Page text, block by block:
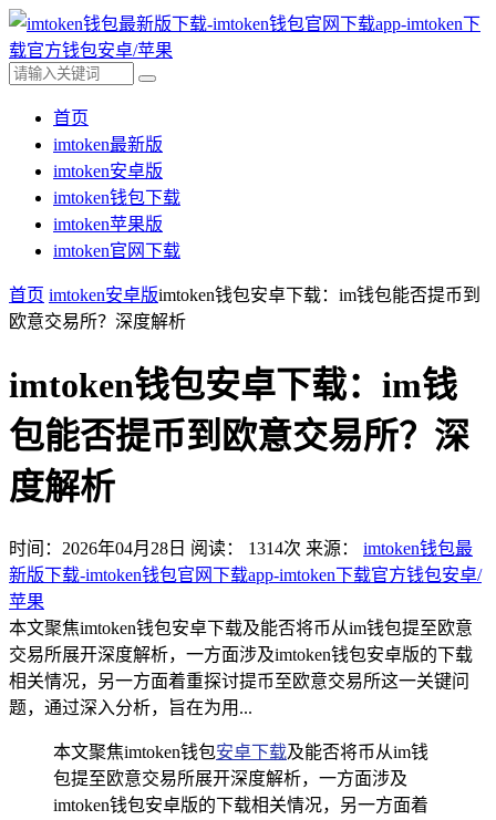
首页
imtoken最新版
imtoken安卓版
imtoken钱包下载
imtoken苹果版
imtoken官网下载
首页 imtoken安卓版imtoken钱包安卓下载：im钱包能否提币到
欧意交易所？深度解析
imtoken钱包安卓下载：im钱
包能否提币到欧意交易所？深
度解析
时间：2026年04月28日 阅读： 1314次 来源： imtoken钱包最
新版下载-imtoken钱包官网下载app-imtoken下载官方钱包安卓/
苹果
本文聚焦imtoken钱包安卓下载及能否将币从im钱包提至欧意
交易所展开深度解析，一方面涉及imtoken钱包安卓版的下载
相关情况，另一方面着重探讨提币至欧意交易所这一关键问
题，通过深入分析，旨在为用...
本文聚焦imtoken钱包安卓下载及能否将币从im钱
包提至欧意交易所展开深度解析，一方面涉及
imtoken钱包安卓版的下载相关情况，另一方面着